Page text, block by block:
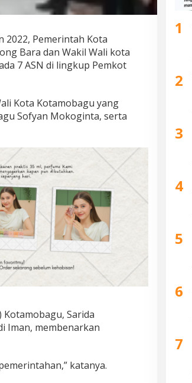
2022, Pemerintah Kota
Bara dan Wakil Wali kota
7 ASN di lingkup Pemkot
Kota Kotamobagu yang
Sofyan Mokoginta, serta
Kotamobagu, Sarida
Iman, membenarkan
katanya.
1
2
3
4
5
6
7